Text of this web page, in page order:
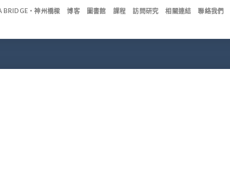
BRIDGE・神州橋樑 博客 圖書館 課程 訪問研究 相關連結 聯絡我們